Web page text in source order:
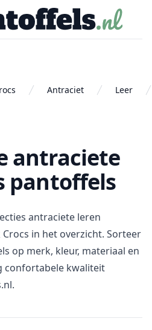
Antraciet Leer
antraciete
pantoffels
antraciete leren
in het overzicht. Sorteer
op merk, kleur, materiaal en
confortabele kwaliteit